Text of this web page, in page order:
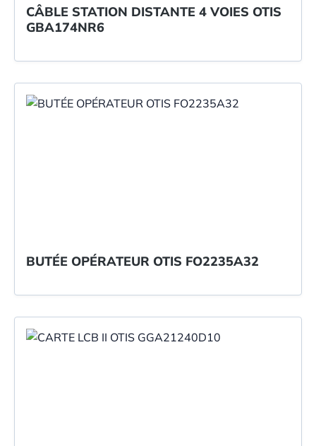
CÂBLE STATION DISTANTE 4 VOIES OTIS
GBA174NR6
BUTÉE OPÉRATEUR OTIS FO2235A32